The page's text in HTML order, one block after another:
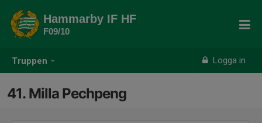
Truppen Logga in
Hammarby IF HF
F09/10
41. Milla Pechpeng